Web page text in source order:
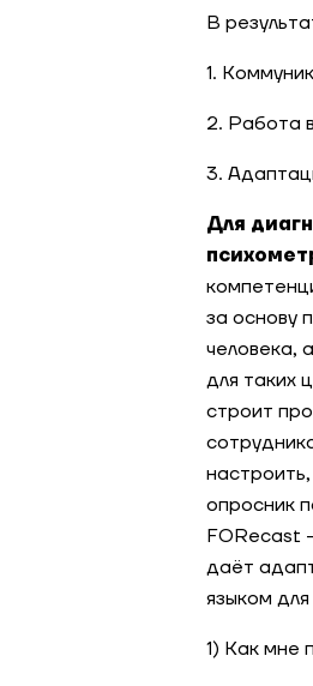
В
1.
2. Работа
3.
Для
за основу
человека,
для таких
строит
опросник
FORecast
даёт
языком
1) Как мне